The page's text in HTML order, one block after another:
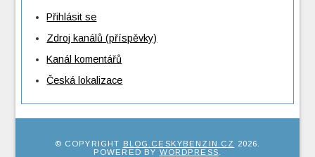
Přihlásit se
Zdroj kanálů (příspěvky)
Kanál komentářů
Česká lokalizace
© COPYRIGHT BLOG.CESKYBENZIN.CZ 2026
POWERED BY WORDPRESS